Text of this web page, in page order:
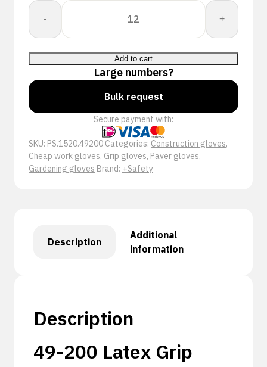
-
49-
200
Latex
Grip
quantity
+
Add to cart
Large numbers?
Bulk request
Secure payment with:
SKU: PS.1520.49200 Categories: Construction gloves,
Cheap work gloves, Grip gloves, Paver gloves,
Gardening gloves Brand: +Safety
Description
Additional
information
Description
49-200 Latex Grip